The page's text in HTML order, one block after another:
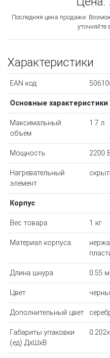
Последняя цена продажи.
уточняйте
Характеристики
EAN код
Основные характеристики
Максимальный
объем
1.7 л
Мощность 2200
Нагревательный
элемент
Корпус
Вес товара 1 кг
Материал корпуса
Длина шнура 0.55 м
Цвет
Дополнительный цвет
Габариты упаковки
(ед) ДхШхВ